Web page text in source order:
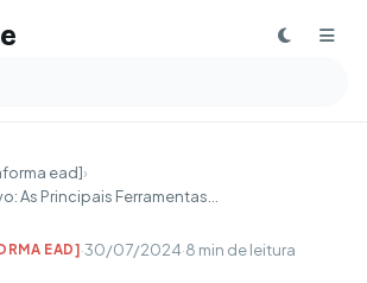
ead]›
As Principais Ferramentas...
EAD]·30/07/2024·8 min de leitura